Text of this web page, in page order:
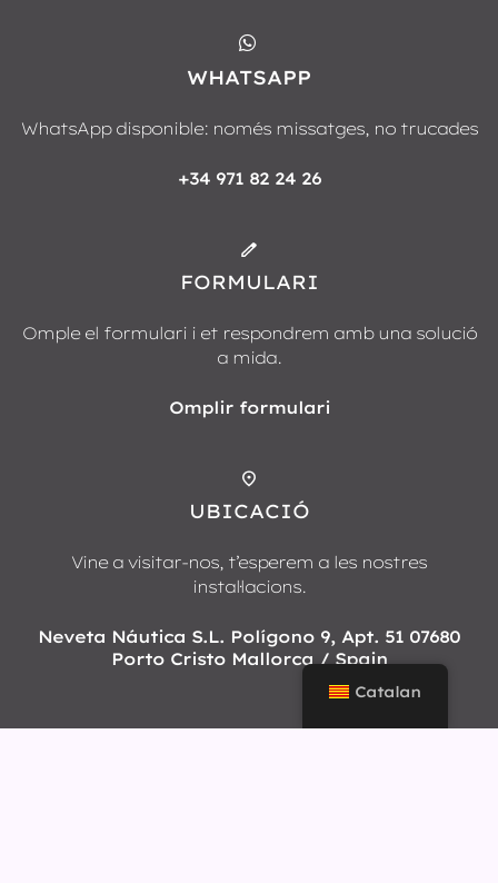
WHATSAPP
WhatsApp disponible: només missatges, no trucades
+34 971 82 24 26
FORMULARI
Omple el formulari i et respondrem amb una solució
a mida.
Omplir formulari
UBICACIÓ
Vine a visitar-nos, t’esperem a les nostres
instal·lacions.
Neveta Náutica S.L. Polígono 9, Apt. 51 07680
Porto Cristo Mallorca / Spain
Catalan